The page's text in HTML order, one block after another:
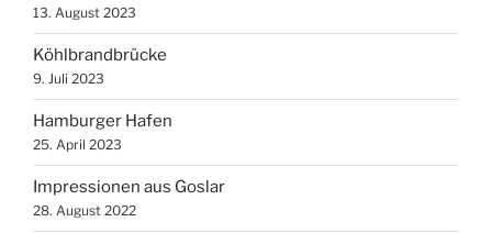
13. August 2023
Köhlbrandbrücke
9. Juli 2023
Hamburger Hafen
25. April 2023
Impressionen aus Goslar
28. August 2022